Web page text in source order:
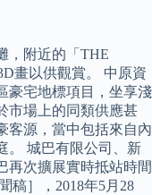
，附近的「THE
畫以供觀賞。 中原資
豪宅地標項目，坐享淺
市場上的同類供應甚
客源，當中包括來自內
。 城巴有限公司、新
再次擴展實時抵站時間
稿］，2018年5月28